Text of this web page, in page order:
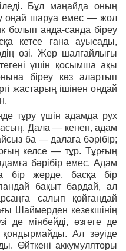
Бұл маңайда оның
оңай шаруа емес — жол
болып анда-санда біреу
кетсе ғана ауысады,
өзі. Жер шалғайлығы
үшін қосымша ақы
біреу көз алартып
жастарың ішінен ондай
тұру үшін адамда рух
Дала — кенен, адам
ба — далаға бәрібір;
келсе — тұр. Тұрғың
бәрібір емес. Адам
бір жерде, басқа бір
бақыт бардай, ал
салып қойғандай
Шаймерден кезекшінің
де мінбейді, өзгеге де
Ал зәуіде
Өйткені аккумуляторы